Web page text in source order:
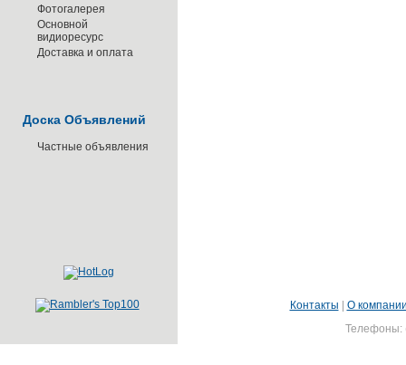
Фотогалерея
Основной
видиоресурс
Доставка и оплата
Доска Объявлений
Частные объявления
Контакты
О
Телефоны: